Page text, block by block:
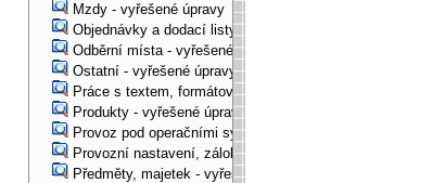
Mzdy - vyřešené úpravy
Objednávky a dodací listy - vyřešené úpravy
Odběrní místa - vyřešené úpravy
Ostatní - vyřešené úpravy
Práce s textem, formátování, ... - vyřešené úpravy
Produkty - vyřešené úpravy
Provoz pod operačními systémy, technologické věci -
Provozní nastavení, zálohování, instalace, ... -
Předměty, majetek - vyřešené úpravy